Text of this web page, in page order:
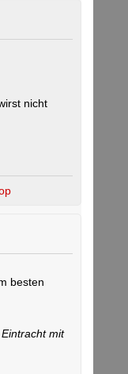
nicht
besten
mit